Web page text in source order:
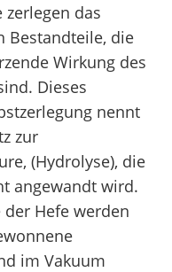
zerlegen das
Bestandteile, die
Wirkung des
Dieses
nennt
zur
(Hydrolyse), die
angewandt wird.
Hefe werden
im Vakuum